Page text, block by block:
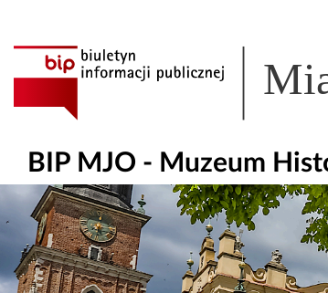
BIP MJO - Muzeum